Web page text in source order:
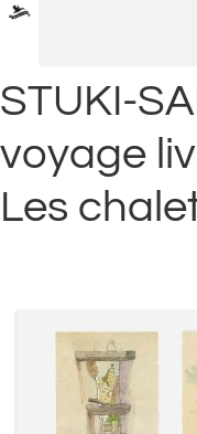
STUKI-
voyage
Les